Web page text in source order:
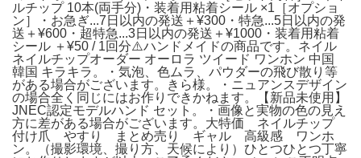
ルチップ 10本(両手分)・装着用粘着シール ×1［オプショ
ン］・お急ぎ...7日以内の発送＋¥300・特急...5日以内の発
送＋¥600・超特急...3日以内の発送＋¥1000・装着用粘着
シール ＋¥50 / 1回分‪⚠️ハンドメイドの商品です。ネイル
ネイルチップオーダー オーロラ ツイード ワンホン 中国
韓国 キラキラ。・気泡、色ムラ、パウダーの飛び散り等
がある場合がございます。きら様。・ニュアンスデザイン
の場合全く同じにはお作りできかねます。【新品未使用】
JNEC認定モデルハンド セット。・画像と実物の色の見え
方に差がある場合がございます。大特価 ネイルチップ
付け爪 やすり まとめ売り ギャル 高級感 ワンホ
ン。（撮影環境、撮り方、天候により）ひとつひとつ丁寧